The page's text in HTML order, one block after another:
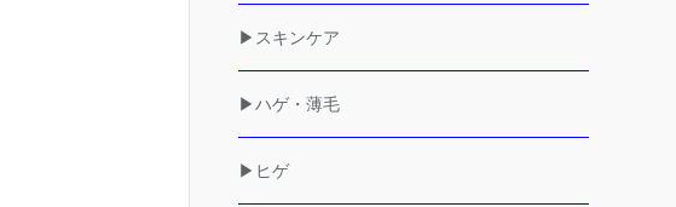
▶スキンケア
▶ハゲ・薄毛
▶ヒゲ